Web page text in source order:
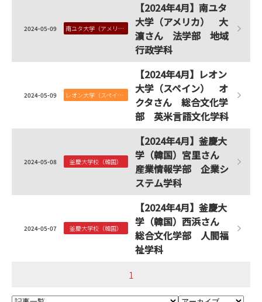
2024-05-09 南ユタ大学（アメリカ）
【2024年4月】南ユタ
大学（アメリカ） 大
濵さん 法学部 地域
行政学科
2024-05-09 レオン大学（スペイン）
【2024年4月】レオン
大学（スペイン） オ
クタさん 総合文化学
部 英米言語文化学科
2024-05-08 釜慶大学校（韓国）
【2024年4月】釜慶大
学（韓国）宮里さん
産業情報学部 企業シ
ステム学科
2024-05-07 釜慶大学校（韓国）
【2024年4月】釜慶大
学（韓国）西浜さん
総合文化学部 人間福
祉学科
1